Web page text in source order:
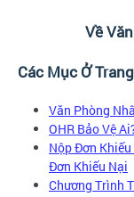
Về
Các Mục Ở
Văn Phòng
OHR Bảo Vệ
Nộp Đơn
Đơn Khiếu Nại
Chương Trình